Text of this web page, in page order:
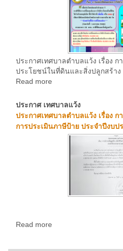
ประกาศเทศบาลตำบลแว้ง เรื่อง ก
ประโยชน์ในที่ดินและสิ่งปลูกสร้าง
Read more
ประกาศ เทศบาลแว้ง
ประกาศเทศบาลตำบลแว้ง เรื่อง
การประเมินภาษีป้าย ประจำปีงบ
Read more